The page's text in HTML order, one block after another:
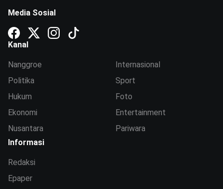
Media Sosial
Kanal
Nanggroe
Politika
Hukum
Ekonomi
Nusantara
Internasional
Sport
Foto
Entertainment
Pariwara
Informasi
Redaksi
Epaper